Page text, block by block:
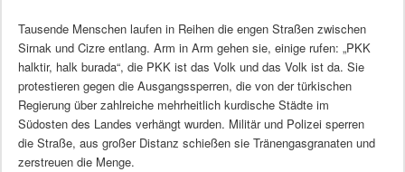
Tausende Menschen laufen in Reihen die engen Straßen zwischen
Sirnak und Cizre entlang. Arm in Arm gehen sie, einige rufen: „PKK
halktir, halk burada“, die PKK ist das Volk und das Volk ist da. Sie
protestieren gegen die Ausgangssperren, die von der türkischen
Regierung über zahlreiche mehrheitlich kurdische Städte im
Südosten des Landes verhängt wurden. Militär und Polizei sperren
die Straße, aus großer Distanz schießen sie Tränengasgranaten und
zerstreuen die Menge.